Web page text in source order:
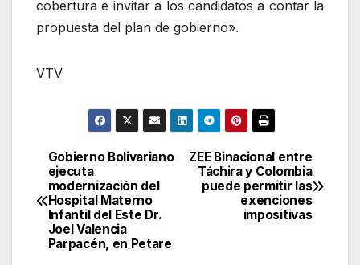
cobertura e invitar a los candidatos a contar la
propuesta del plan de gobierno».
VTV
Navegación
de
entradas
ZEE Binacional entre
Táchira y Colombia
puede permitir las
exenciones
impositivas
Gobierno Bolivariano
ejecuta
modernización del
Hospital Materno
Infantil del Este Dr.
Joel Valencia
Parpacén, en Petare